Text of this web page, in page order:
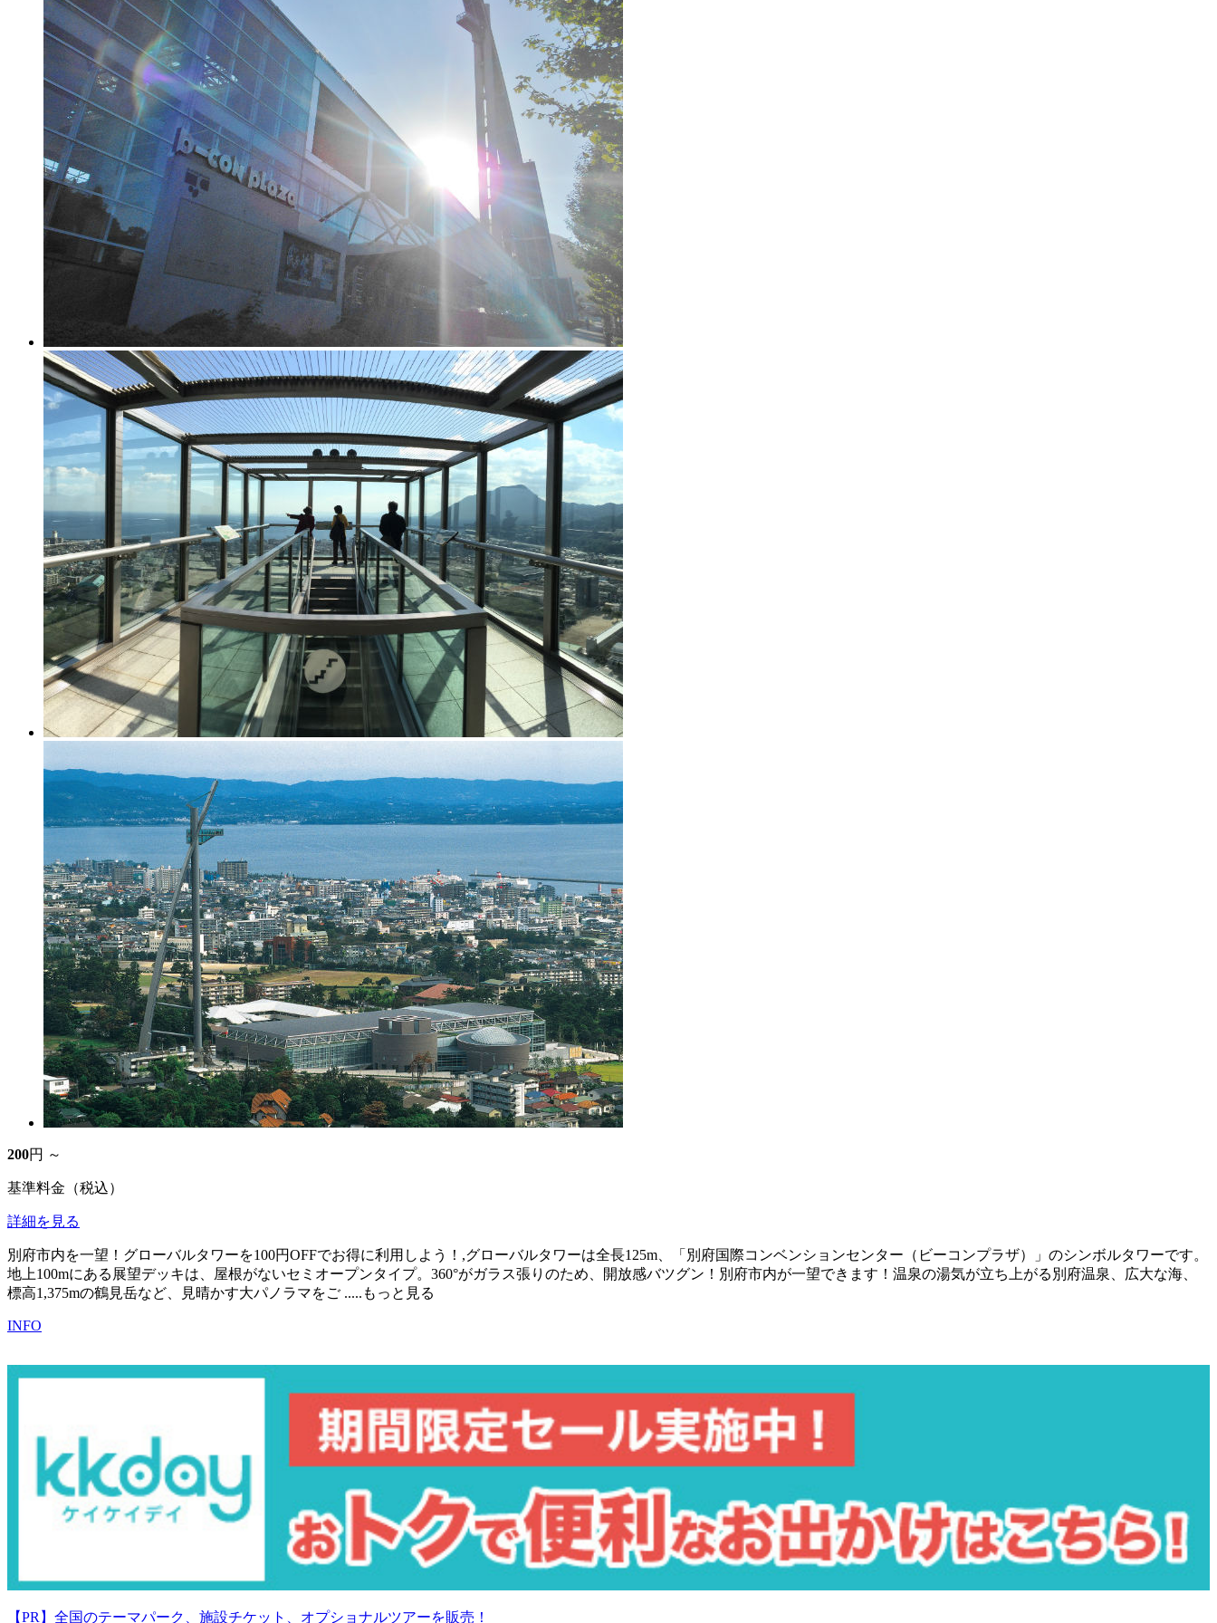
200円 ～
基準料金（税込）
詳細を見る
別府市内を一望！グローバルタワーを100円OFFでお得に利用しよう！,グローバルタワーは全長125m、「別府国際コンベンションセンター（ビーコンプラザ）」のシンボルタワーです。
地上100mにある展望デッキは、屋根がないセミオープンタイプ。360°がガラス張りのため、開放感バツグン！別府市内が一望できます！温泉の湯気が立ち上がる別府温泉、広大な海、
標高1,375mの鶴見岳など、見晴かす大パノラマをご .....もっと見る
INFO
【PR】全国のテーマパーク、施設チケット、オプショナルツアーを販売！